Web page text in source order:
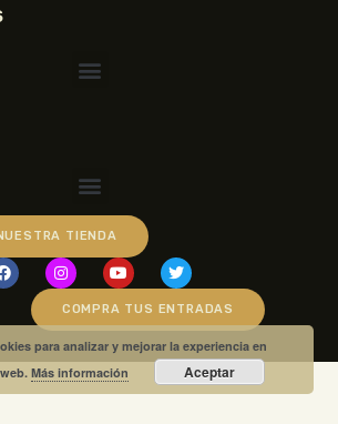
TIENDA
COMPRA TUS ENTRADAS
para analizar y mejorar la experiencia en
Más información Aceptar